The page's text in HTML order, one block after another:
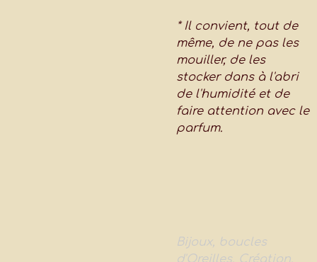
* Il convient, tout de
même, de ne pas les
mouiller, de les
stocker dans à l'abri
de l'humidité et de
faire attention avec le
parfum.
Bijoux, boucles
d'Oreilles, Création,